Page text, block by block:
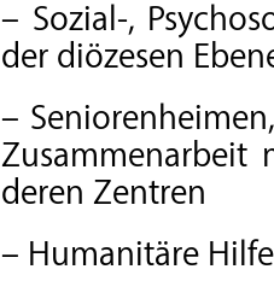
– Sozial-,
der diözesen
–
Zusammenarbeit
deren Zentren
– Humanitäre Hilfe